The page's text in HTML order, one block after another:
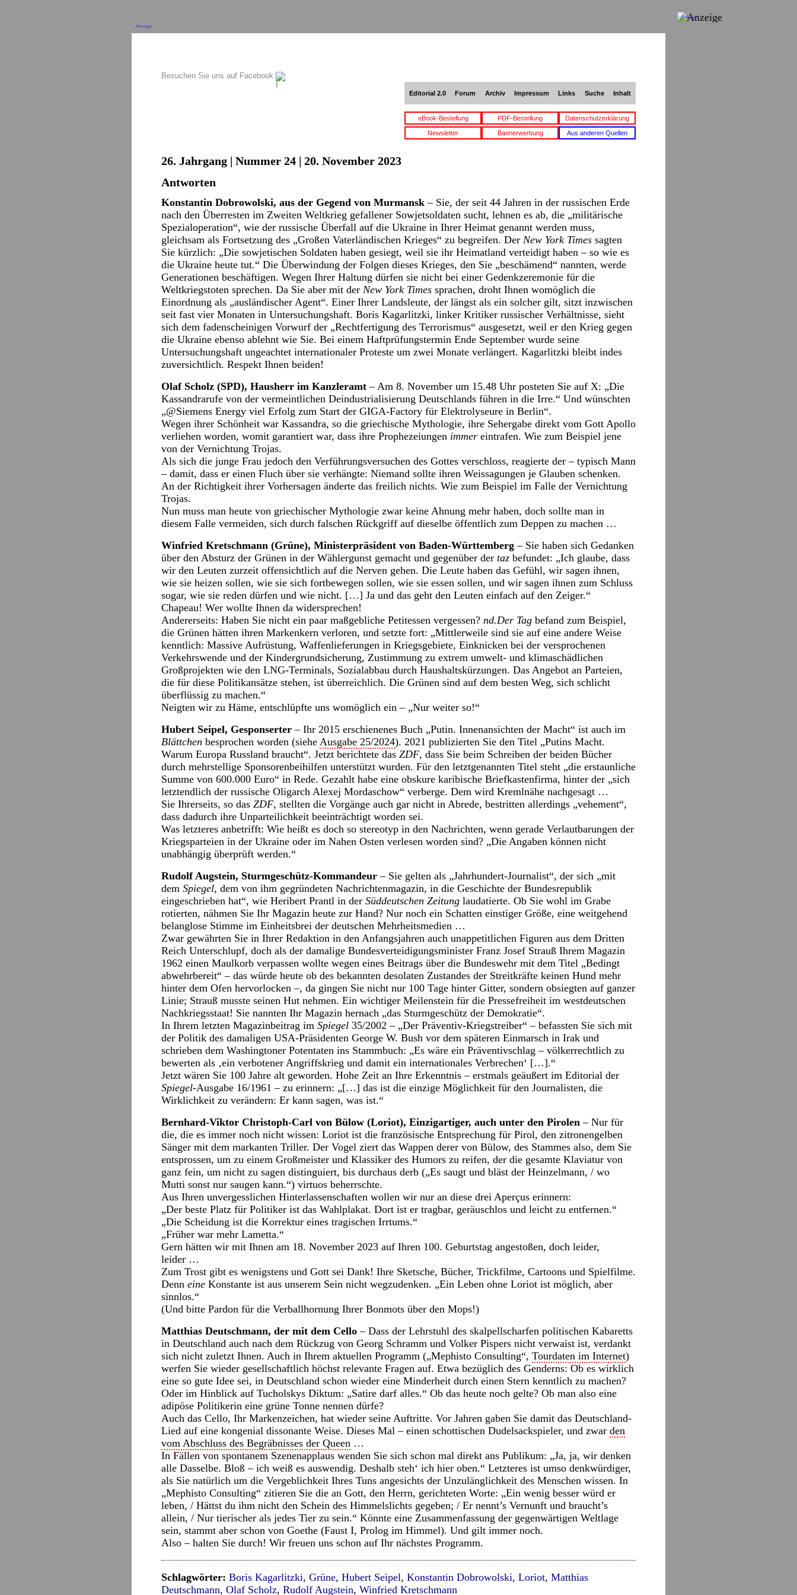
Anzeige
Besuchen Sie uns auf Facebook
Editorial 2.0 Forum Archiv Impressum Links Suche Inhalt
eBook-Bestellung PDF-Bestellung Datenschutzerklärung
Newsletter Bannerwerbung Aus anderen Quellen
26. Jahrgang | Nummer 24 | 20. November 2023
Antworten
Konstantin Dobrowolski, aus der Gegend von Murmansk – Sie, der seit 44 Jahren in der russischen Erde
nach den Überresten im Zweiten Weltkrieg gefallener Sowjetsoldaten sucht, lehnen es ab, die „militärische
Spezialoperation“, wie der russische Überfall auf die Ukraine in Ihrer Heimat genannt werden muss,
gleichsam als Fortsetzung des „Großen Vaterländischen Krieges“ zu begreifen. Der New York Times sagten
Sie kürzlich: „Die sowjetischen Soldaten haben gesiegt, weil sie ihr Heimatland verteidigt haben – so wie es
die Ukraine heute tut.“ Die Überwindung der Folgen dieses Krieges, den Sie „beschämend“ nannten, werde
Generationen beschäftigen. Wegen Ihrer Haltung dürfen sie nicht bei einer Gedenkzeremonie für die
Weltkriegstoten sprechen. Da Sie aber mit der New York Times sprachen, droht Ihnen womöglich die
Einordnung als „ausländischer Agent“. Einer Ihrer Landsleute, der längst als ein solcher gilt, sitzt inzwischen
seit fast vier Monaten in Untersuchungshaft. Boris Kagarlitzki, linker Kritiker russischer Verhältnisse, sieht
sich dem fadenscheinigen Vorwurf der „Rechtfertigung des Terrorismus“ ausgesetzt, weil er den Krieg gegen
die Ukraine ebenso ablehnt wie Sie. Bei einem Haftprüfungstermin Ende September wurde seine
Untersuchungshaft ungeachtet internationaler Proteste um zwei Monate verlängert. Kagarlitzki bleibt indes
zuversichtlich. Respekt Ihnen beiden!
Olaf Scholz (SPD), Hausherr im Kanzleramt – Am 8. November um 15.48 Uhr posteten Sie auf X: „Die
Kassandrarufe von der vermeintlichen Deindustrialisierung Deutschlands führen in die Irre.“ Und wünschten
„@Siemens Energy viel Erfolg zum Start der GIGA-Factory für Elektrolyseure in Berlin“.
Wegen ihrer Schönheit war Kassandra, so die griechische Mythologie, ihre Sehergabe direkt vom Gott Apollo
verliehen worden, womit garantiert war, dass ihre Prophezeiungen immer eintrafen. Wie zum Beispiel jene
von der Vernichtung Trojas.
Als sich die junge Frau jedoch den Verführungsversuchen des Gottes verschloss, reagierte der – typisch Mann
– damit, dass er einen Fluch über sie verhängte: Niemand sollte ihren Weissagungen je Glauben schenken.
An der Richtigkeit ihrer Vorhersagen änderte das freilich nichts. Wie zum Beispiel im Falle der Vernichtung
Trojas.
Nun muss man heute von griechischer Mythologie zwar keine Ahnung mehr haben, doch sollte man in
diesem Falle vermeiden, sich durch falschen Rückgriff auf dieselbe öffentlich zum Deppen zu machen …
Winfried Kretschmann (Grüne), Ministerpräsident von Baden-Württemberg – Sie haben sich Gedanken
über den Absturz der Grünen in der Wählergunst gemacht und gegenüber der taz befundet: „Ich glaube, dass
wir den Leuten zurzeit offensichtlich auf die Nerven gehen. Die Leute haben das Gefühl, wir sagen ihnen,
wie sie heizen sollen, wie sie sich fortbewegen sollen, wie sie essen sollen, und wir sagen ihnen zum Schluss
sogar, wie sie reden dürfen und wie nicht. […] Ja und das geht den Leuten einfach auf den Zeiger.“
Chapeau! Wer wollte Ihnen da widersprechen!
Andererseits: Haben Sie nicht ein paar maßgebliche Petitessen vergessen? nd.Der Tag befand zum Beispiel,
die Grünen hätten ihren Markenkern verloren, und setzte fort: „Mittlerweile sind sie auf eine andere Weise
kenntlich: Massive Aufrüstung, Waffenlieferungen in Kriegsgebiete, Einknicken bei der versprochenen
Verkehrswende und der Kindergrundsicherung, Zustimmung zu extrem umwelt- und klimaschädlichen
Großprojekten wie den LNG-Terminals, Sozialabbau durch Haushaltskürzungen. Das Angebot an Parteien,
die für diese Politikansätze stehen, ist überreichlich. Die Grünen sind auf dem besten Weg, sich schlicht
überflüssig zu machen.“
Neigten wir zu Häme, entschlüpfte uns womöglich ein – „Nur weiter so!“
Hubert Seipel, Gesponserter – Ihr 2015 erschienenes Buch „Putin. Innenansichten der Macht“ ist auch im
Blättchen besprochen worden (siehe Ausgabe 25/2024). 2021 publizierten Sie den Titel „Putins Macht.
Warum Europa Russland braucht“. Jetzt berichtete das ZDF, dass Sie beim Schreiben der beiden Bücher
durch mehrstellige Sponsorenbeihilfen unterstützt wurden. Für den letztgenannten Titel steht „die erstaunliche
Summe von 600.000 Euro“ in Rede. Gezahlt habe eine obskure karibische Briefkastenfirma, hinter der „sich
letztendlich der russische Oligarch Alexej Mordaschow“ verberge. Dem wird Kremlnähe nachgesagt …
Sie Ihrerseits, so das ZDF, stellten die Vorgänge auch gar nicht in Abrede, bestritten allerdings „vehement“,
dass dadurch ihre Unparteilichkeit beeinträchtigt worden sei.
Was letzteres anbetrifft: Wie heißt es doch so stereotyp in den Nachrichten, wenn gerade Verlautbarungen der
Kriegsparteien in der Ukraine oder im Nahen Osten verlesen worden sind? „Die Angaben können nicht
unabhängig überprüft werden.“
Rudolf Augstein, Sturmgeschütz-Kommandeur – Sie gelten als „Jahrhundert-Journalist“, der sich „mit
dem Spiegel, dem von ihm gegründeten Nachrichtenmagazin, in die Geschichte der Bundesrepublik
eingeschrieben hat“, wie Heribert Prantl in der Süddeutschen Zeitung laudatierte. Ob Sie wohl im Grabe
rotierten, nähmen Sie Ihr Magazin heute zur Hand? Nur noch ein Schatten einstiger Größe, eine weitgehend
belanglose Stimme im Einheitsbrei der deutschen Mehrheitsmedien …
Zwar gewährten Sie in Ihrer Redaktion in den Anfangsjahren auch unappetitlichen Figuren aus dem Dritten
Reich Unterschlupf, doch als der damalige Bundesverteidigungsminister Franz Josef Strauß Ihrem Magazin
1962 einen Maulkorb verpassen wollte wegen eines Beitrags über die Bundeswehr mit dem Titel „Bedingt
abwehrbereit“ – das würde heute ob des bekannten desolaten Zustandes der Streitkräfte keinen Hund mehr
hinter dem Ofen hervorlocken –, da gingen Sie nicht nur 100 Tage hinter Gitter, sondern obsiegten auf ganzer
Linie; Strauß musste seinen Hut nehmen. Ein wichtiger Meilenstein für die Pressefreiheit im westdeutschen
Nachkriegsstaat! Sie nannten Ihr Magazin hernach „das Sturmgeschütz der Demokratie“.
In Ihrem letzten Magazinbeitrag im Spiegel 35/2002 – „Der Präventiv-Kriegstreiber“ – befassten Sie sich mit
der Politik des damaligen USA-Präsidenten George W. Bush vor dem späteren Einmarsch in Irak und
schrieben dem Washingtoner Potentaten ins Stammbuch: „Es wäre ein Präventivschlag – völkerrechtlich zu
bewerten als ‚ein verbotener Angriffskrieg und damit ein internationales Verbrechen‘ […].“
Jetzt wären Sie 100 Jahre alt geworden. Hohe Zeit an Ihre Erkenntnis – erstmals geäußert im Editorial der
Spiegel-Ausgabe 16/1961 – zu erinnern: „[…] das ist die einzige Möglichkeit für den Journalisten, die
Wirklichkeit zu verändern: Er kann sagen, was ist.“
Bernhard-Viktor Christoph-Carl von Bülow (Loriot), Einzigartiger, auch unter den Pirolen – Nur für
die, die es immer noch nicht wissen: Loriot ist die französische Entsprechung für Pirol, den zitronengelben
Sänger mit dem markanten Triller. Der Vogel ziert das Wappen derer von Bülow, des Stammes also, dem Sie
entsprossen, um zu einem Großmeister und Klassiker des Humors zu reifen, der die gesamte Klaviatur von
ganz fein, um nicht zu sagen distinguiert, bis durchaus derb („Es saugt und bläst der Heinzelmann, / wo
Mutti sonst nur saugen kann.“) virtuos beherrschte.
Aus Ihren unvergesslichen Hinterlassenschaften wollen wir nur an diese drei Aperçus erinnern:
„Der beste Platz für Politiker ist das Wahlplakat. Dort ist er tragbar, geräuschlos und leicht zu entfernen.“
„Die Scheidung ist die Korrektur eines tragischen Irrtums.“
„Früher war mehr Lametta.“
Gern hätten wir mit Ihnen am 18. November 2023 auf Ihren 100. Geburtstag angestoßen, doch leider,
leider …
Zum Trost gibt es wenigstens und Gott sei Dank! Ihre Sketsche, Bücher, Trickfilme, Cartoons und Spielfilme.
Denn eine Konstante ist aus unserem Sein nicht wegzudenken. „Ein Leben ohne Loriot ist möglich, aber
sinnlos.“
(Und bitte Pardon für die Verballhornung Ihrer Bonmots über den Mops!)
Matthias Deutschmann, der mit dem Cello – Dass der Lehrstuhl des skalpellscharfen politischen Kabaretts
in Deutschland auch nach dem Rückzug von Georg Schramm und Volker Pispers nicht verwaist ist, verdankt
sich nicht zuletzt Ihnen. Auch in Ihrem aktuellen Programm („Mephisto Consulting“, Tourdaten im Internet)
werfen Sie wieder gesellschaftlich höchst relevante Fragen auf. Etwa bezüglich des Genderns: Ob es wirklich
eine so gute Idee sei, in Deutschland schon wieder eine Minderheit durch einen Stern kenntlich zu machen?
Oder im Hinblick auf Tucholskys Diktum: „Satire darf alles.“ Ob das heute noch gelte? Ob man also eine
adipöse Politikerin eine grüne Tonne nennen dürfe?
Auch das Cello, Ihr Markenzeichen, hat wieder seine Auftritte. Vor Jahren gaben Sie damit das Deutschland-
Lied auf eine kongenial dissonante Weise. Dieses Mal – einen schottischen Dudelsackspieler, und zwar den
vom Abschluss des Begräbnisses der Queen …
In Fällen von spontanem Szenenapplaus wenden Sie sich schon mal direkt ans Publikum: „Ja, ja, wir denken
alle Dasselbe. Bloß – ich weiß es auswendig. Deshalb steh‘ ich hier oben.“ Letzteres ist umso denkwürdiger,
als Sie natürlich um die Vergeblichkeit Ihres Tuns angesichts der Unzulänglichkeit des Menschen wissen. In
„Mephisto Consulting“ zitieren Sie die an Gott, den Herrn, gerichteten Worte: „Ein wenig besser würd er
leben, / Hättst du ihm nicht den Schein des Himmelslichts gegeben; / Er nennt’s Vernunft und braucht’s
allein, / Nur tierischer als jedes Tier zu sein.“ Könnte eine Zusammenfassung der gegenwärtigen Weltlage
sein, stammt aber schon von Goethe (Faust I, Prolog im Himmel). Und gilt immer noch.
Also – halten Sie durch! Wir freuen uns schon auf Ihr nächstes Programm.
Schlagwörter: Boris Kagarlitzki, Grüne, Hubert Seipel, Konstantin Dobrowolski, Loriot, Matthias
Deutschmann, Olaf Scholz, Rudolf Augstein, Winfried Kretschmann
Anzeige